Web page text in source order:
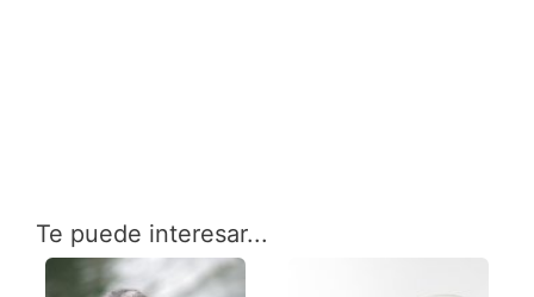
Te puede interesar...